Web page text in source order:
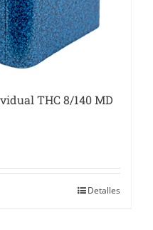
THC 8/140 MD
Detalles